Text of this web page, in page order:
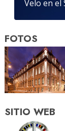
Velo en el
FOTOS
SITIO WEB